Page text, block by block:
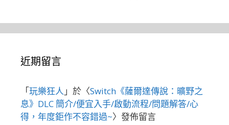
近期留言
「玩樂狂人 」於〈Switch《薩爾達傳說：曠野之
息》DLC 簡介/便宜入手/啟動流程/問題解答/心
得，年度鉅作不容錯過~〉發佈留言